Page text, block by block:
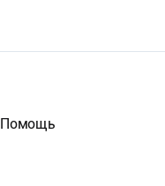
Помощь